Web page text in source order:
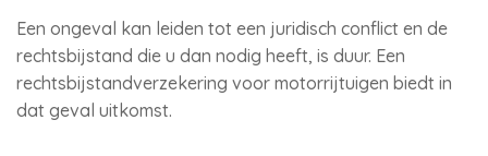
Een ongeval kan leiden tot een juridisch conflict en de
rechtsbijstand die u dan nodig heeft, is duur. Een
rechtsbijstandverzekering voor motorrijtuigen biedt in
dat geval uitkomst.